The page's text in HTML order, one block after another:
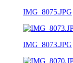
IMG_8075.JPG
IMG_8073.JPG